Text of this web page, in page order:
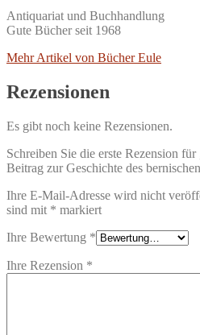
Antiquariat und Buchhandlung
Gute Bücher seit 1968
Mehr Artikel von Bücher Eule
Rezensionen
Es gibt noch keine Rezensionen.
Schreiben Sie die erste Rezension
Beitrag zur Geschichte des
Ihre E-Mail-Adresse wird nicht
sind mit * markiert
Ihre Bewertung *
Ihre Rezension *